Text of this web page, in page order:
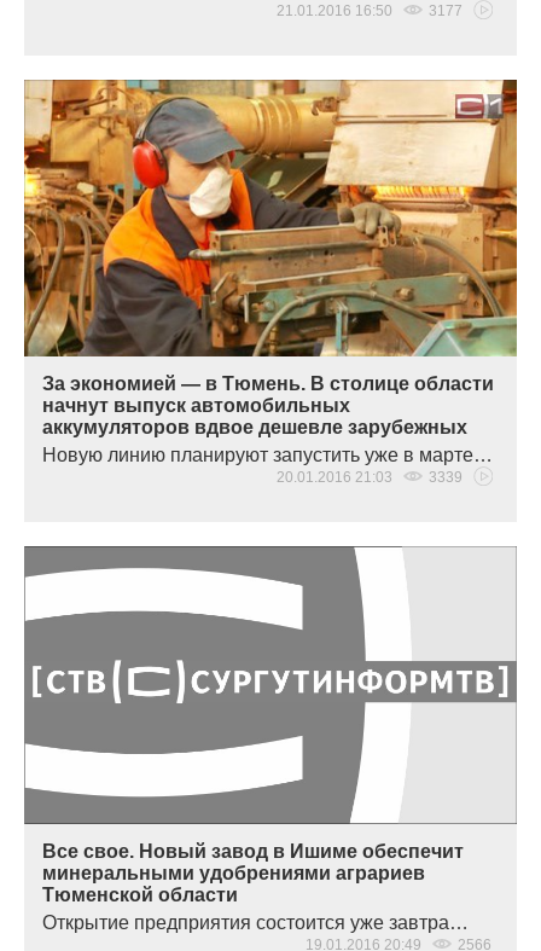
21.01.2016 16:50 3177
За экономией — в Тюмень. В столице области
начнут выпуск автомобильных
аккумуляторов вдвое дешевле зарубежных
Новую линию планируют запустить уже в марте…
20.01.2016 21:03 3339
Все свое. Новый завод в Ишиме обеспечит
минеральными удобрениями аграриев
Тюменской области
Открытие предприятия состоится уже завтра…
19.01.2016 20:49 2566